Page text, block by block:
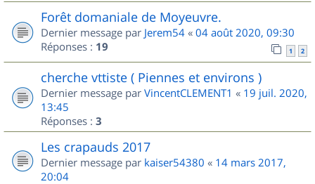
Forêt domaniale de Moyeuvre.
Dernier message par Jerem54 « 04 août 2020, 09:30
Réponses : 19 1 2
cherche vttiste ( Piennes et environs )
Dernier message par VincentCLEMENT1 « 19 juil. 2020,
13:45
Réponses : 3
Les crapauds 2017
Dernier message par kaiser54380 « 14 mars 2017,
20:04